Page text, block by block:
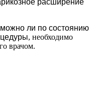
ли по состоянию
, необходимо
врачом.